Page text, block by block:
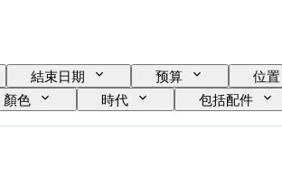
結束日期 预算 位置
顏色 時代 包括配件